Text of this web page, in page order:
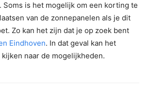
Soms is het mogelijk om een korting te
van de zonnepanelen als je dit
Zo kan het zijn dat je op zoek bent
Eindhoven. In dat geval kan het
naar de mogelijkheden.